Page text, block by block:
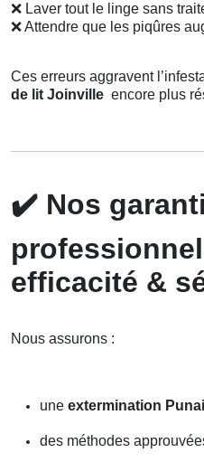
❌ Laver tout le linge sans
❌Attendre que les piqûres
Ces erreurs aggravent
de lit Joinville encore plus
✔️ Nos
efficacité &
Nous assurons :
une extermination
des méthodes